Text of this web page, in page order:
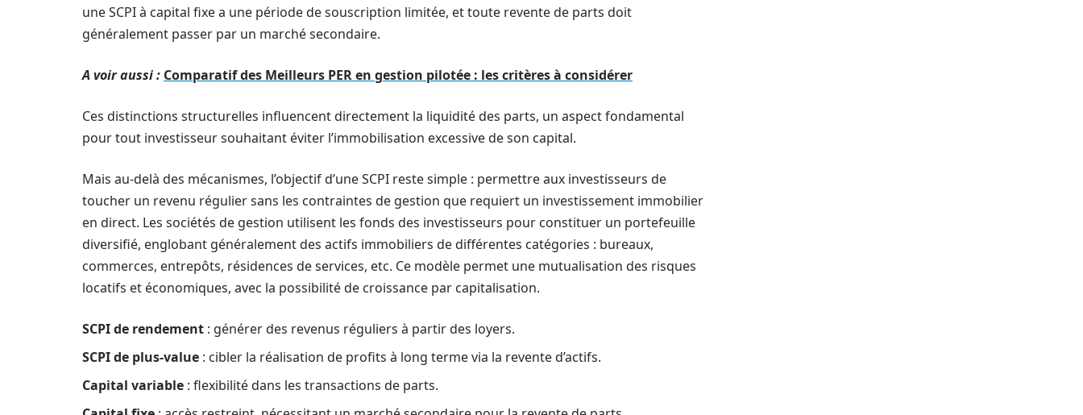
une SCPI à capital fixe a une période de souscription limitée, et toute revente de parts doit
généralement passer par un marché secondaire.
A voir aussi : Comparatif des Meilleurs PER en gestion pilotée : les critères à considérer
Ces distinctions structurelles influencent directement la liquidité des parts, un aspect fondamental
pour tout investisseur souhaitant éviter l’immobilisation excessive de son capital.
Mais au-delà des mécanismes, l’objectif d’une SCPI reste simple : permettre aux investisseurs de
toucher un revenu régulier sans les contraintes de gestion que requiert un investissement immobilier
en direct. Les sociétés de gestion utilisent les fonds des investisseurs pour constituer un portefeuille
diversifié, englobant généralement des actifs immobiliers de différentes catégories : bureaux,
commerces, entrepôts, résidences de services, etc. Ce modèle permet une mutualisation des risques
locatifs et économiques, avec la possibilité de croissance par capitalisation.
SCPI de rendement : générer des revenus réguliers à partir des loyers.
SCPI de plus-value : cibler la réalisation de profits à long terme via la revente d’actifs.
Capital variable : flexibilité dans les transactions de parts.